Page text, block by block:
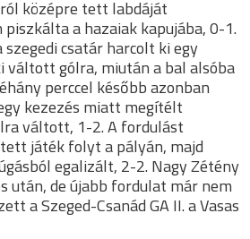
középre tett labdáját
a hazaiak kapujába, 0-1.
csatár harcolt ki egy
gólra, miután a bal alsóba
perccel később azonban
kezezés miatt megítélt
váltott, 1-2. A fordulást
játék folyt a pályán, majd
egalizált, 2-2. Nagy Zétény
után, de újabb fordulat már nem
a Szeged-Csanád GA II. a Vasas